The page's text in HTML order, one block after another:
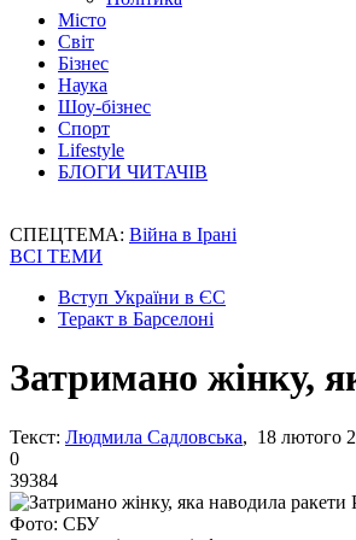
Місто
Світ
Бізнес
Наука
Шоу-бізнес
Спорт
Lifestyle
БЛОГИ ЧИТАЧІВ
СПЕЦТЕМА: Війна в Ірані
ВСІ ТЕМИ
Вступ України в ЄС
Теракт в Барселоні
Затримано жінку,
Текст: Людмила Садловська, 18 лютого
0
39384
Фото: СБУ